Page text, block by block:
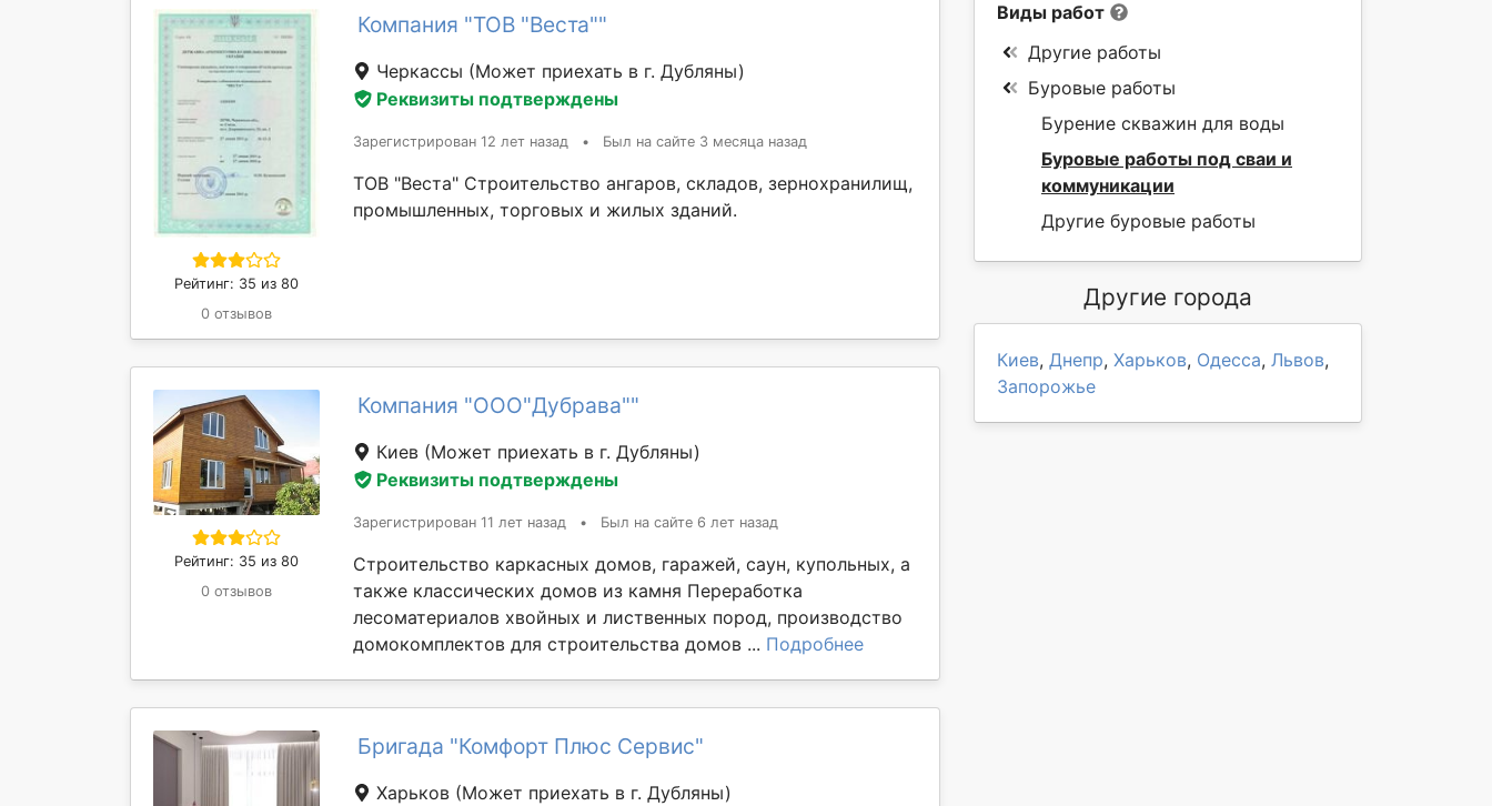
Рейтинг: 35 из 80
0 отзывов
Компания "ТОВ "Веста""
Черкассы (Может приехать в г. Дубляны)
Реквизиты подтверждены
Зарегистрирован 12 лет назад • Был на сайте 3 месяца назад
ТОВ "Веста" Строительство ангаров, складов, зернохранилищ,
промышленных, торговых и жилых зданий.
Рейтинг: 35 из 80
0 отзывов
Компания "ООО"Дубрава""
Киев (Может приехать в г. Дубляны)
Реквизиты подтверждены
Зарегистрирован 11 лет назад • Был на сайте 6 лет назад
Строительство каркасных домов, гаражей, саун, купольных, а
также классических домов из камня Переработка
лесоматериалов хвойных и лиственных пород, производство
домокомплектов для строительства домов ... Подробнее
Бригада "Комфорт Плюс Сервис"
Харьков (Может приехать в г. Дубляны)
Виды работ
Другие работы
Буровые работы
Бурение скважин для воды
Буровые работы под сваи и
коммуникации
Другие буровые работы
Другие города
Киев, Днепр, Харьков, Одесса, Львов,
Запорожье